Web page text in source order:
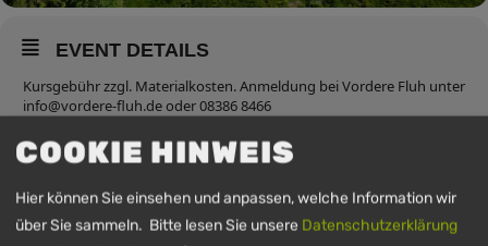
EVENT DETAILS
Kursgebühr zzgl. Materialkosten. Anmeldung bei Vordere Fluh unter
info@vordere-fluh.de oder 08386 8466
Begrenzte Kursplätze
UHRZEIT
COOKIE HINWEIS
Hier können Sie einsehen und anpassen, welche Information wir
über Sie sammeln. Bitte lesen Sie unsere Datenschutzerklärung